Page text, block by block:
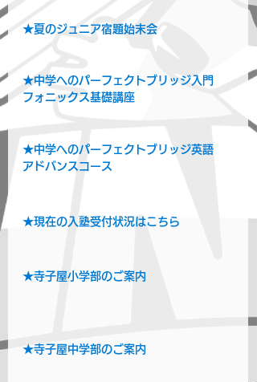
★夏のジュニア宿題始末会
★中学へのパーフェクトブリッジ入門
フォニックス基礎講座
★中学へのパーフェクトブリッジ英語
アドバンスコース
★現在の入塾受付状況はこちら
★寺子屋小学部のご案内
★寺子屋中学部のご案内